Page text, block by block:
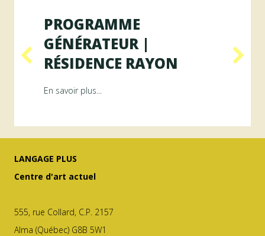
ArAMiS
PROGRAMME
GÉNÉRATEUR |
RÉSIDENCE RAYON
En savoir plus...
LANGAGE PLUS
Centre d'art actuel
555, rue Collard, C.P. 2157
Alma (Québec) G8B 5W1